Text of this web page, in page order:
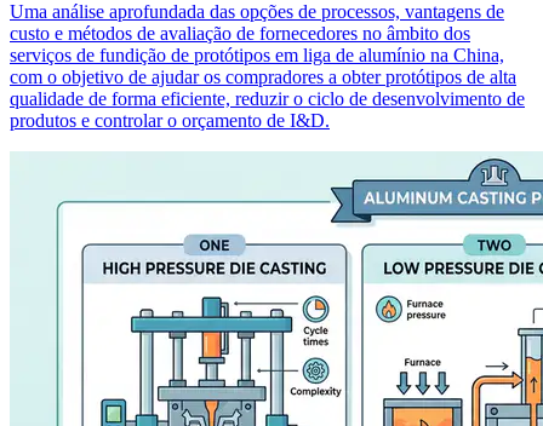
Uma análise aprofundada das opções de processos, vantagens de
custo e métodos de avaliação de fornecedores no âmbito dos
serviços de fundição de protótipos em liga de alumínio na China,
com o objetivo de ajudar os compradores a obter protótipos de alta
qualidade de forma eficiente, reduzir o ciclo de desenvolvimento de
produtos e controlar o orçamento de I&D.